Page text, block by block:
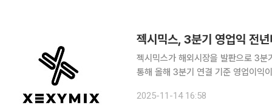
젝시믹스, 3분기 영업익 전
젝시믹스가 해외시장을 발판으로 3분기 수익성과
통해 올해 3분기 연결 기준 영업이익
카테고리에서 러닝라인 'RX'의 성장
2025-11-14 16:58